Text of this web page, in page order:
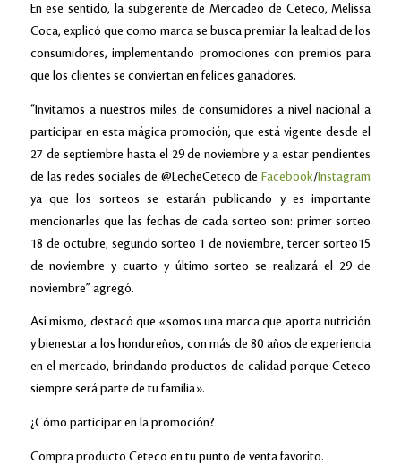
En ese sentido, la subgerente de Mercadeo de Ceteco, Melissa
Coca, explicó que como marca se busca premiar la lealtad de los
consumidores, implementando promociones con premios para
que los clientes se conviertan en felices ganadores.
“Invitamos a nuestros miles de consumidores a nivel nacional a
participar en esta mágica promoción, que está vigente desde el
27 de septiembre hasta el 29 de noviembre y a estar pendientes
de las redes sociales de @LecheCeteco deFacebook/Instagram
ya que los sorteos se estarán publicando y es importante
mencionarles que las fechas de cada sorteo son: primer sorteo
18 de octubre, segundo sorteo 1 de noviembre, tercer sorteo15
de noviembre y cuarto y último sorteo se realizará el 29 de
noviembre” agregó.
Así mismo, destacó que «somos una marca que aporta nutrición
y bienestar a los hondureños, con más de 80 años de experiencia
en el mercado, brindando productos de calidad porque Ceteco
siempre será parte de tu familia».
¿Cómo participar en la promoción?
Compra producto Ceteco en tu punto de venta favorito.